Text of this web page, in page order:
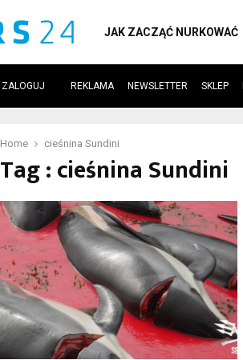
JAK ZACZĄĆ NURKOWAĆ
ZALOGUJ REKLAMA NEWSLETTER SKLEP
Home cieśnina Sundini
Tag : cieśnina Sundini